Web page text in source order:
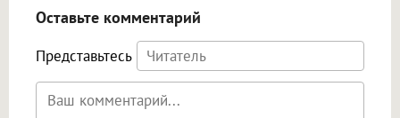
Оставьте комментарий
Представьтесь